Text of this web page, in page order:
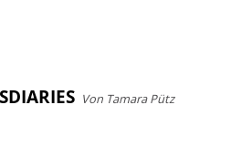
Von Tamara Pütz